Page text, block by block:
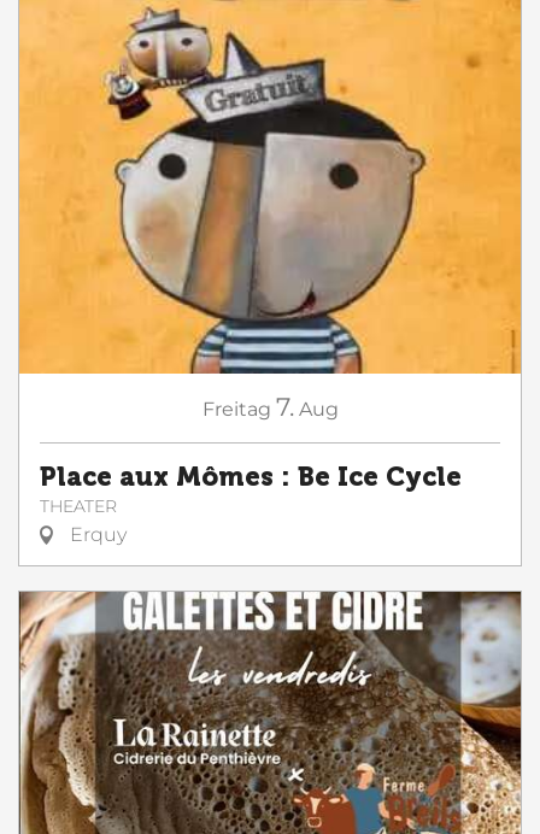
Freitag 7. Aug
Place aux Mômes : Be Ice Cycle
THEATER
Erquy